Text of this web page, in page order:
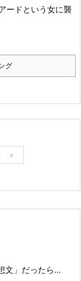
ードという女に襲
グ
»
文」だったら…